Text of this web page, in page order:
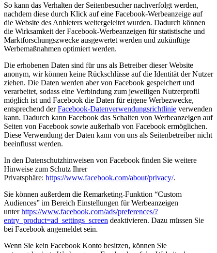
So kann das Verhalten der Seitenbesucher nachverfolgt werden,
nachdem diese durch Klick auf eine Facebook-Werbeanzeige auf
die Website des Anbieters weitergeleitet wurden. Dadurch können
die Wirksamkeit der Facebook-Werbeanzeigen für statistische und
Marktforschungszwecke ausgewertet werden und zukünftige
Werbemaßnahmen optimiert werden.
Die erhobenen Daten sind für uns als Betreiber dieser Website
anonym, wir können keine Rückschlüsse auf die Identität der Nutzer
ziehen. Die Daten werden aber von Facebook gespeichert und
verarbeitet, sodass eine Verbindung zum jeweiligen Nutzerprofil
möglich ist und Facebook die Daten für eigene Werbezwecke,
entsprechend derFacebook-Datenverwendungsrichtlinie verwenden
kann. Dadurch kann Facebook das Schalten von Werbeanzeigen auf
Seiten von Facebook sowie außerhalb von Facebook ermöglichen.
Diese Verwendung der Daten kann von uns als Seitenbetreiber nicht
beeinflusst werden.
In den Datenschutzhinweisen von Facebook finden Sie weitere
Hinweise zum Schutz Ihrer
Privatsphäre: https://www.facebook.com/about/privacy/.
Sie können außerdem die Remarketing-Funktion “Custom
Audiences” im Bereich Einstellungen für Werbeanzeigen
unterhttps://www.facebook.com/ads/preferences/?
entry_product=ad_settings_screen deaktivieren. Dazu müssen Sie
bei Facebook angemeldet sein.
Wenn Sie kein Facebook Konto besitzen, können Sie